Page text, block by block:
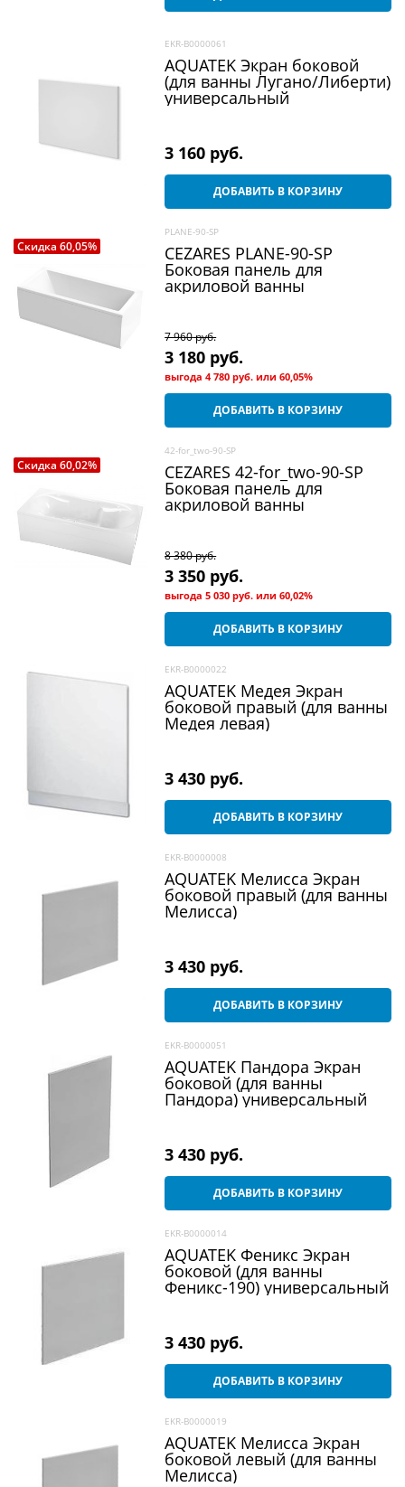
EKR-B0000061
AQUATEK Экран боковой
(для ванны Лугано/Либерти)
универсальный
3 160 руб.
ДОБАВИТЬ В КОРЗИНУ
Скидка 60,05%
PLANE-90-SP
CEZARES PLANE-90-SP
Боковая панель для
акриловой ванны
7 960 руб.
3 180 руб.
выгода4 780 руб. или60,05%
ДОБАВИТЬ В КОРЗИНУ
Скидка 60,02%
42-for_two-90-SP
CEZARES 42-for_two-90-SP
Боковая панель для
акриловой ванны
8 380 руб.
3 350 руб.
выгода5 030 руб. или60,02%
ДОБАВИТЬ В КОРЗИНУ
EKR-B0000022
AQUATEK Медея Экран
боковой правый (для ванны
Медея левая)
3 430 руб.
ДОБАВИТЬ В КОРЗИНУ
EKR-B0000008
AQUATEK Мелисса Экран
боковой правый (для ванны
Мелисса)
3 430 руб.
ДОБАВИТЬ В КОРЗИНУ
EKR-B0000051
AQUATEK Пандора Экран
боковой (для ванны
Пандора) универсальный
3 430 руб.
ДОБАВИТЬ В КОРЗИНУ
EKR-B0000014
AQUATEK Феникс Экран
боковой (для ванны
Феникс-190) универсальный
3 430 руб.
ДОБАВИТЬ В КОРЗИНУ
EKR-B0000019
AQUATEK Мелисса Экран
боковой левый (для ванны
Мелисса)